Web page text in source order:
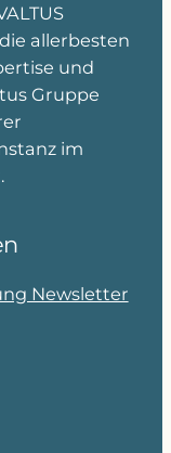
allerbesten
und
Gruppe
im
Newsletter